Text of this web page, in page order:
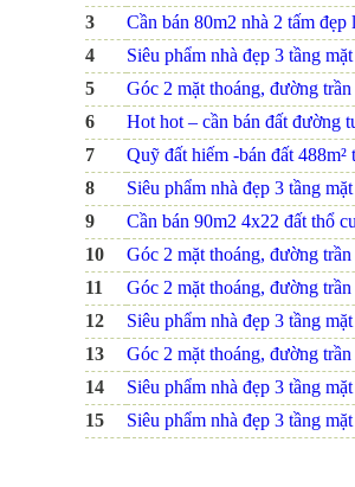
3
Cần bán 80m2 nhà 2 tấm
4
Siêu phẩm nhà đẹp 3 tầng
5
Góc 2 mặt thoáng, đường
6
Hot hot – cần bán đất đường
7
Quỹ đất hiếm -bán đất
8
Siêu phẩm nhà đẹp 3 tầng
9
Cần bán 90m2 4x22 đất thổ
10
Góc 2 mặt thoáng, đường
11
Góc 2 mặt thoáng, đường
12
Siêu phẩm nhà đẹp 3 tầng
13
Góc 2 mặt thoáng, đường
14
Siêu phẩm nhà đẹp 3 tầng
15
Siêu phẩm nhà đẹp 3 tầng